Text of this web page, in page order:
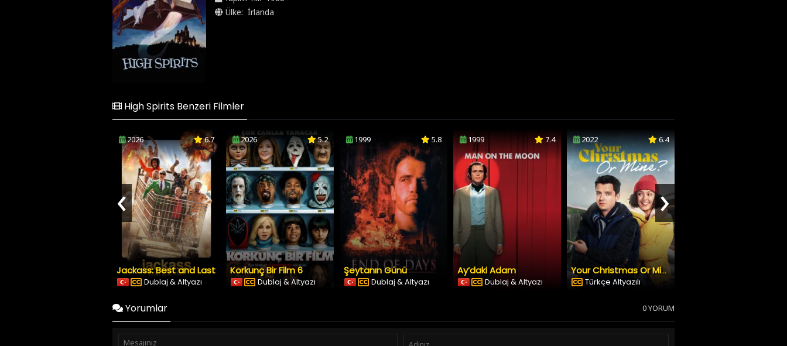
Ülke: İrlanda
High Spirits Benzeri Filmler
2026 6.7
Jackass: Best and Last
Dublaj & Altyazı
2026 5.2
Korkunç Bir Film 6
Dublaj & Altyazı
1999 5.8
Şeytanın Günü
Dublaj & Altyazı
1999 7.4
Ay’daki Adam
Dublaj & Altyazı
2022 6.4
Your Christmas Or Mine?
Türkçe Altyazılı
‹ ›
Yorumlar 0 YORUM